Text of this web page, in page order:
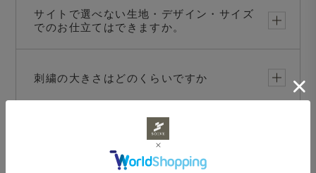
サイトで選べない生地・デザイン・サイズ
でのお仕立てはできますか。
刺繍の大きさはどのくらいですか
クレリックは可能ですか？